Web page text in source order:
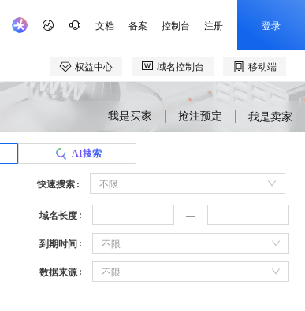
我是买家 抢注预定 我是卖家
AI搜索
快速搜索 不限
域名长度
到期时间 不限
数据来源 不限